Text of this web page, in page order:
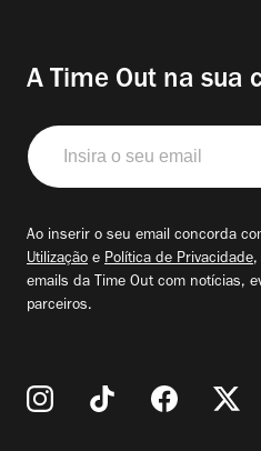
A Time Out na sua
Insira
o
seu
Ao inserir o seu email concorda
Utilização e Política de Privacidade,
emails da Time Out com notícias,
parceiros.